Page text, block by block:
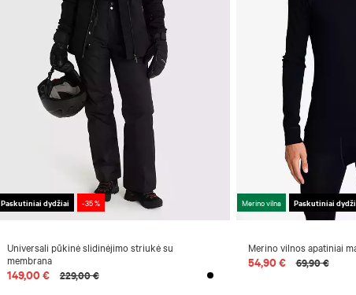
Paskutiniai dydžiai -35 %
Universali pūkinė slidinėjimo striukė su
membrana
149,00 € 229,00 €
Merino vilna Paskutiniai
Merino vilnos apatiniai
54,90 € 69,90 €